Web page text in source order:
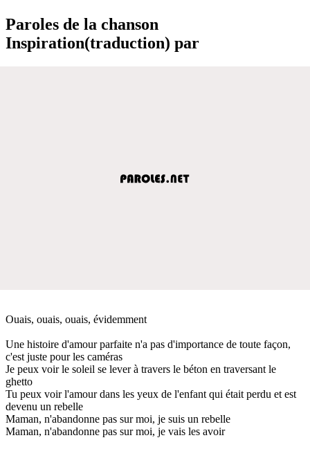
Paroles de la chanson
Inspiration(traduction) par
Ouais, ouais, ouais, évidemment
Une histoire d'amour parfaite n'a pas d'importance de toute façon,
c'est juste pour les caméras
Je peux voir le soleil se lever à travers le béton en traversant le
ghetto
Tu peux voir l'amour dans les yeux de l'enfant qui était perdu et est
devenu un rebelle
Maman, n'abandonne pas sur moi, je suis un rebelle
Maman, n'abandonne pas sur moi, je vais les avoir